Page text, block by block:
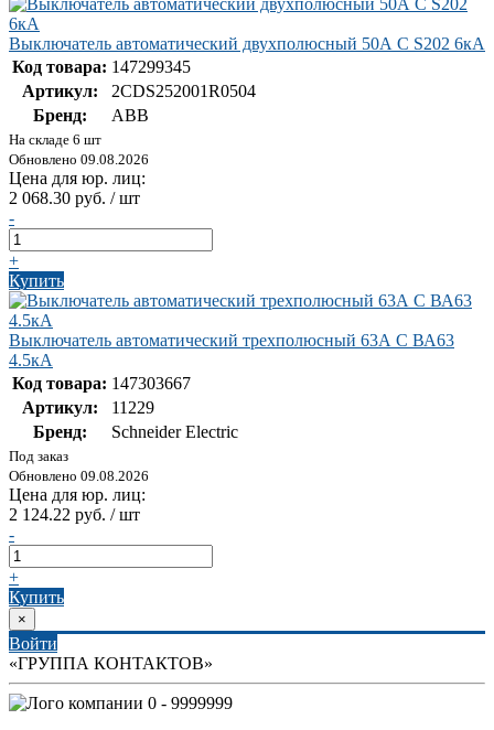
Выключатель автоматический двухполюсный 50А С S202 6кА
Код товара: 147299345
Артикул:
2CDS252001R0504
Бренд:
ABB
На складе 6 шт
Обновлено 09.08.2026
Цена для юр. лиц:
2 068.30 руб. / шт
-
+
Купить
Выключатель автоматический трехполюсный 63А С ВА63
4.5кА
Код товара: 147303667
Артикул:
11229
Бренд:
Schneider Electric
Под заказ
Обновлено 09.08.2026
Цена для юр. лиц:
2 124.22 руб. / шт
-
+
Купить
×
Войти
«ГРУППА КОНТАКТОВ»
0 - 9999999